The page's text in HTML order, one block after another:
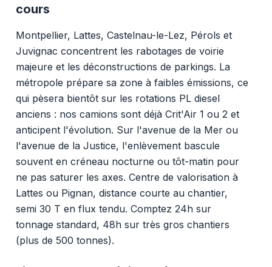
cours
Montpellier, Lattes, Castelnau-le-Lez, Pérols et
Juvignac concentrent les rabotages de voirie
majeure et les déconstructions de parkings. La
métropole prépare sa zone à faibles émissions, ce
qui pèsera bientôt sur les rotations PL diesel
anciens : nos camions sont déjà Crit'Air 1 ou 2 et
anticipent l'évolution. Sur l'avenue de la Mer ou
l'avenue de la Justice, l'enlèvement bascule
souvent en créneau nocturne ou tôt-matin pour
ne pas saturer les axes. Centre de valorisation à
Lattes ou Pignan, distance courte au chantier,
semi 30 T en flux tendu. Comptez 24h sur
tonnage standard, 48h sur très gros chantiers
(plus de 500 tonnes).